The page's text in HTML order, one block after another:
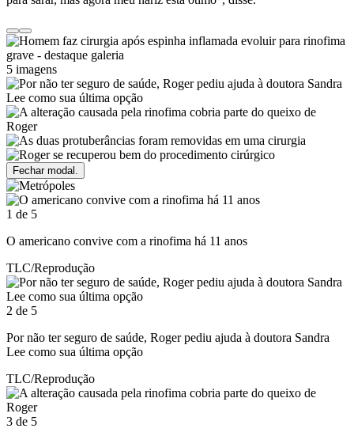
5 imagens
Fechar modal.
1 de 5
O americano convive com a rinofima há 11 anos
TLC/Reprodução
2 de 5
Por não ter seguro de saúde, Roger pediu ajuda à doutora Sandra
Lee como sua última opção
TLC/Reprodução
3 de 5